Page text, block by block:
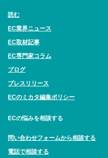
読む
EC業界ニュース
EC取材記事
EC専門家コラム
ブログ
プレスリリース
ECのミカタ編集ポリシー
ECの悩みを相談する
問い合わせフォームから相談する
電話で相談する